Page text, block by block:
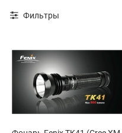
Фильтры